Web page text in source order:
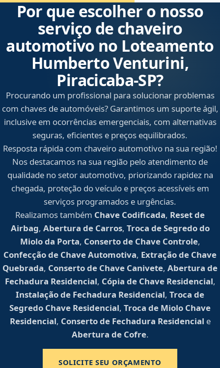
Por que escolher o nosso
serviço de chaveiro
automotivo no Loteamento
Humberto Venturini,
Piracicaba‑SP?
Procurando um profissional para solucionar problemas
com chaves de automóveis? Garantimos um suporte ágil,
inclusive em ocorrências emergenciais, com alternativas
seguras, eficientes e preços equilibrados.
Resposta rápida com chaveiro automotivo na sua região!
Nos destacamos na sua região pelo atendimento de
qualidade no setor automotivo, priorizando rapidez na
chegada, proteção do veículo e preços acessíveis em
serviços programados e urgências.
Realizamos também Chave Codificada, Reset de
Airbag, Abertura de Carros, Troca de Segredo do
Miolo da Porta, Conserto de Chave Controle,
Confecção de Chave Automotiva, Extração de Chave
Quebrada, Conserto de Chave Canivete, Abertura de
Fechadura Residencial, Cópia de Chave Residencial,
Instalação de Fechadura Residencial, Troca de
Segredo Chave Residencial, Troca de Miolo Chave
Residencial, Conserto de Fechadura Residencial e
Abertura de Cofre.
SOLICITE SEU ORÇAMENTO